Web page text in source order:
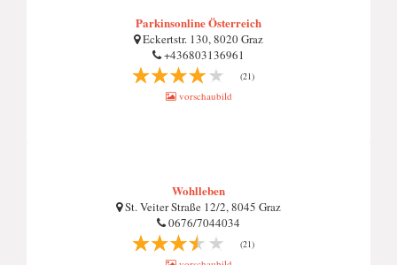
Parkinsonline Österreich
Eckertstr. 130, 8020 Graz
+436803136961
(21)
vorschaubild
Wohlleben
St. Veiter Straße 12/2, 8045 Graz
0676/7044034
(21)